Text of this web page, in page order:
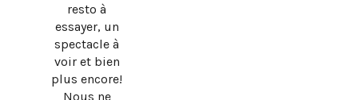
resto à
essayer, un
spectacle à
voir et bien
plus encore!
Nous ne
BRUNO PELLETIER 3 ET MOI : UN SPECTACLE À VOIR AU